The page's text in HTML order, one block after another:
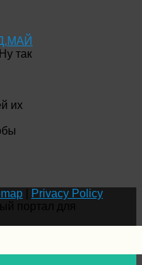
Ну так
их
Privacy Policy